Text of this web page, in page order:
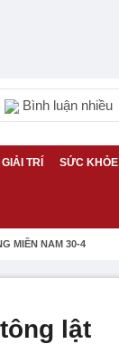
Bình luận nhiều
TRÍ SỨC KHỎE
MIỀN NAM 30-4
lật